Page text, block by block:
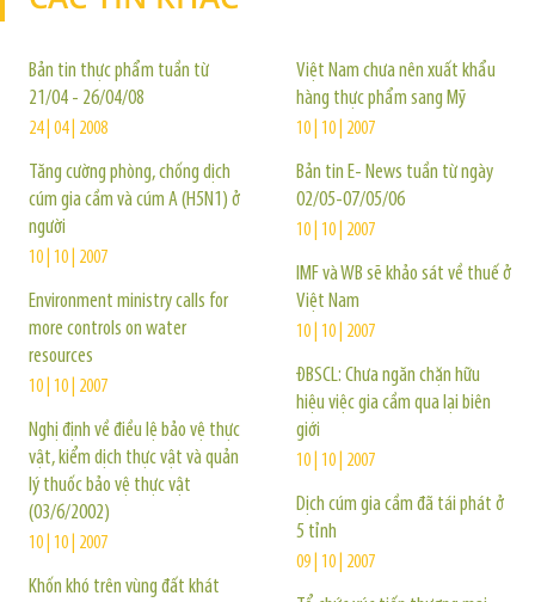
Bản tin thực phẩm tuần từ
21/04 - 26/04/08
24 | 04 | 2008
Tăng cường phòng, chống dịch
cúm gia cầm và cúm A (H5N1) ở
người
10 | 10 | 2007
Environment ministry calls for
more controls on water
resources
10 | 10 | 2007
Nghị định về điều lệ bảo vệ thực
vật, kiểm dịch thực vật và quản
lý thuốc bảo vệ thực vật
(03/6/2002)
10 | 10 | 2007
Khốn khó trên vùng đất khát
Việt Nam chưa nên xuất khẩu
hàng thực phẩm sang Mỹ
10 | 10 | 2007
Bản tin E- News tuần từ ngày
02/05-07/05/06
10 | 10 | 2007
IMF và WB sẽ khảo sát về thuế ở
Việt Nam
10 | 10 | 2007
ĐBSCL: Chưa ngăn chặn hữu
hiệu việc gia cầm qua lại biên
giới
10 | 10 | 2007
Dịch cúm gia cầm đã tái phát ở
5 tỉnh
09 | 10 | 2007